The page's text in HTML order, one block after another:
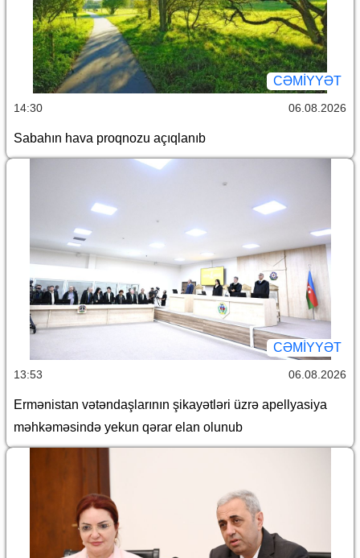
CƏMİYYƏT
14:30 06.08.2026
Sabahın hava proqnozu açıqlanıb
CƏMİYYƏT
13:53 06.08.2026
Ermənistan vətəndaşlarının şikayətləri üzrə apellyasiya
məhkəməsində yekun qərar elan olunub